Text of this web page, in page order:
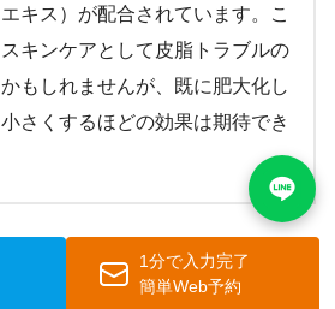
キス）が配合されています。こ
キンケアとして皮脂トラブルの
もしれませんが、既に肥大化し
さくするほどの効果は期待でき
との違い：
1分で入力完了
簡単Web予約